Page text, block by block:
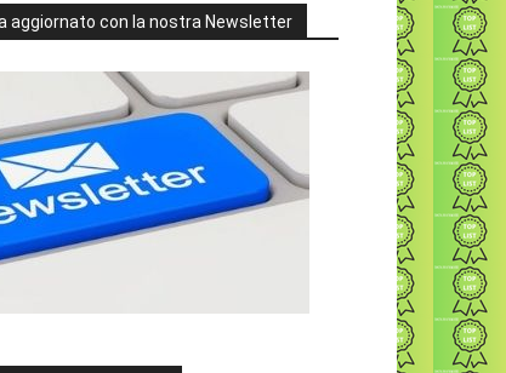
aggiornato con la nostra Newsletter